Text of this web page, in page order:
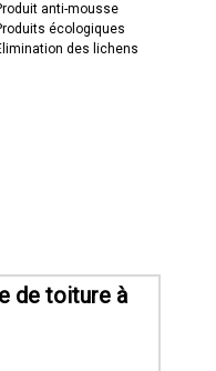
anti-mousse
écologiques
des lichens
de toiture à